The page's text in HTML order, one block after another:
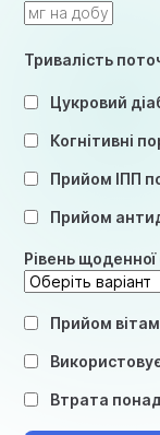
Тривалість
Цукровий
Когнітивні
Прийом ІПП
Прийом
Рівень щоденної
Прийом
Втрата понад